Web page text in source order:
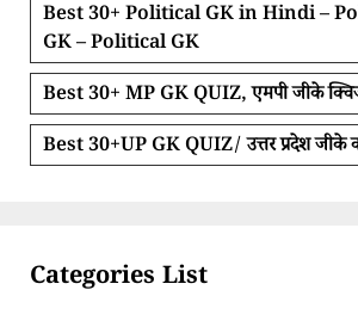
Best 30+ Political GK in Hindi –
GK – Political GK
Best 30+ MP GK QUIZ, एमपी जीके
Best 30+UP GK QUIZ/ उत्तर प्रदेश जीके
Categories List